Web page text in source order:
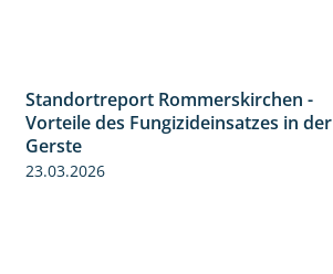
5:47
Standortreport Rommerskirchen -
Vorteile des Fungizideinsatzes in der
Gerste
23.03.2026